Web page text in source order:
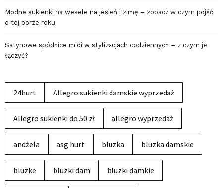
Modne sukienki na wesele na jesień i zimę – zobacz w czym pójść
o tej porze roku
Satynowe spódnice midi w stylizacjach codziennych – z czym je
łączyć?
24hurt Allegro sukienki damskie wyprzedaż
Allegro sukienki do 50 zł allegro wyprzedaż
andżela asg hurt bluzka bluzka damskie
bluzke bluzki dam bluzki damkie